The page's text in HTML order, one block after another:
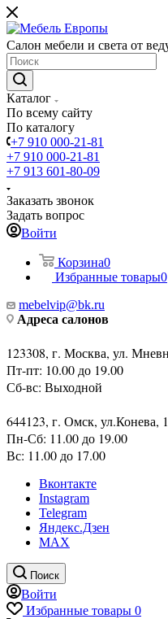
Салон мебели и света от
Каталог
По всему сайту
По каталогу
+7 910 000-21-81
+7 910 000-21-81
+7 913 601-80-09
Заказать звонок
Задать вопрос
Войти
Корзина0
Избранные товары0
mebelvip@bk.ru
Адреса салонов
123308, г. Москва, ул.
Пт-пт: 10.00 до 19.00
Сб-вс: Выходной
644123, г. Омск, ул.Конева,
Пн-Сб: 11.00 до 19.00
Вс: 11.00 до 17.00
Вконтакте
Instagram
Telegram
Яндекс.Дзен
MAX
Поиск
Войти
Избранные товары 0